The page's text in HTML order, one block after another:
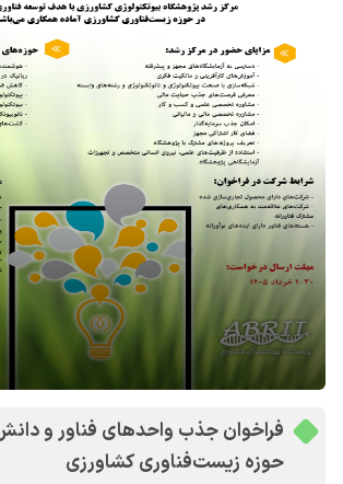
فراخوان جذب واحدهای فناور و
حوزه زیست‌فناوری کشاورزی